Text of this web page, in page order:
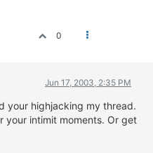
0
Jun 17, 2003, 2:35 PM
your highjacking my thread.
your intimit moments. Or get